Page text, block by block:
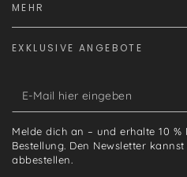
MEHR
EXKLUSIVE ANGEBOTE
E-
Mail
hier
eingeben
Melde dich an – und erhalte 10
Bestellung. Den Newsletter
abbestellen.